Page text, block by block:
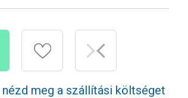
nézd meg a szállítási költséget